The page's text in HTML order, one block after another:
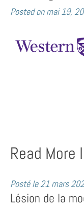
Posted on mai 19,
Read
Posté le21 mars
Lésion de la